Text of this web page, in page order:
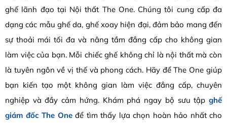
ghế lãnh đạo tại Nội thất The One. Chúng tôi cung cấp đa
dạng các mẫu ghế da, ghế xoay hiện đại, đảm bảo mang đến
sự thoải mái tối đa và nâng tầm đẳng cấp cho không gian
làm việc của bạn. Mỗi chiếc ghế không chỉ là nội thất mà còn
là tuyên ngôn về vị thế và phong cách. Hãy để The One giúp
bạn kiến tạo một không gian làm việc đẳng cấp, chuyên
nghiệp và đầy cảm hứng. Khám phá ngay bộ sưu tập ghế
giám đốc The Oneđể tìm thấy lựa chọn hoàn hảo nhất cho